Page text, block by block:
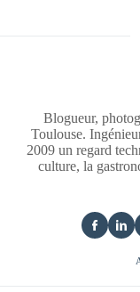
Blogueur,
Toulouse.
2009 un regard
culture, la